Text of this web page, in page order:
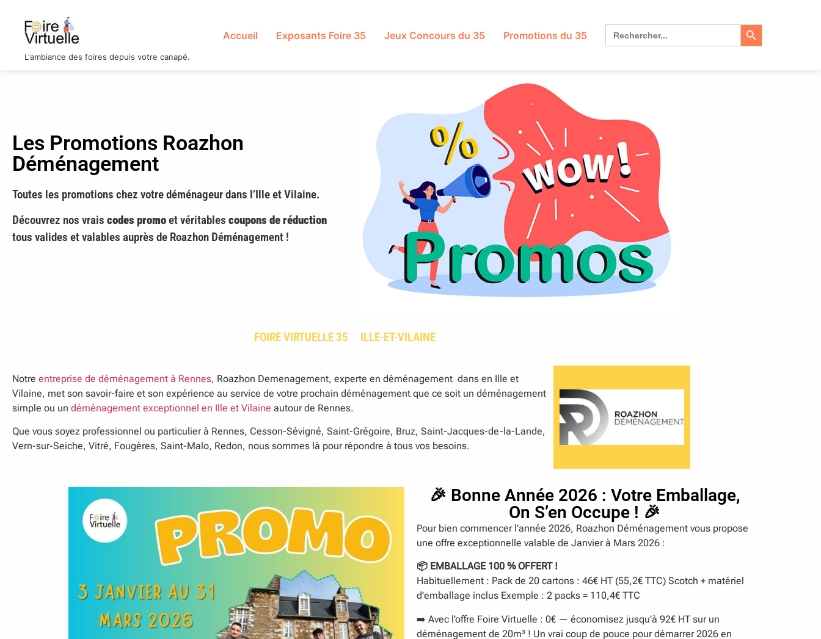
L'ambiance des foires depuis votre canapé.
Accueil Exposants Foire 35 Jeux Concours du 35 Promotions du 35
Search
for:
Search Button
Les Promotions Roazhon
Déménagement
Toutes les promotions chez votre déménageur dans l’Ille et Vilaine.
Découvrez nos vrais codes promoet véritables coupons de réduction
tous valides et valables auprès de Roazhon Déménagement !
FOIRE VIRTUELLE 35 ILLE-ET-VILAINE
Notre entreprise de déménagement à Rennes, Roazhon Demenagement, experte en déménagement dans en Ille et
Vilaine, met son savoir-faire et son expérience au service de votre prochain déménagement que ce soit un déménagement
simple ou un déménagement exceptionnel en Ille et Vilaine autour de Rennes.
Que vous soyez professionnel ou particulier à Rennes, Cesson-Sévigné, Saint-Grégoire, Bruz, Saint-Jacques-de-la-Lande,
Vern-sur-Seiche, Vitré, Fougères, Saint-Malo, Redon, nous sommes là pour répondre à tous vos besoins.
🎉 Bonne Année 2026 : Votre Emballage,
On S’en Occupe ! 🎉
Pour bien commencer l’année 2026, Roazhon Déménagement vous propose
une offre exceptionnelle valable de Janvier à Mars 2026 :
📦 EMBALLAGE 100 % OFFERT !
Habituellement : Pack de 20 cartons : 46€ HT (55,2€ TTC) Scotch + matériel
d’emballage inclus Exemple : 2 packs = 110,4€ TTC
➡️ Avec l’offre Foire Virtuelle : 0€ — économisez jusqu’à 92€ HT sur un
déménagement de 20m³ ! Un vrai coup de pouce pour démarrer 2026 en